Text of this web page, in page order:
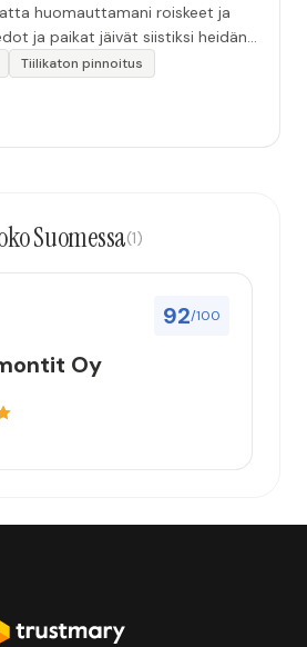
huomauttamani roiskeet ja
ja paikat jäivät siistiksi heidän
Tiilikaton pinnoitus
Suomessa(1)
92/100
Oy